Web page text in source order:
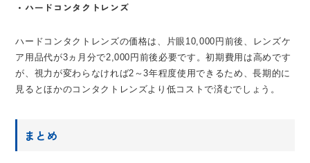
・ハードコンタクトレンズ
ハードコンタクトレンズの価格は、片眼10,000円前後、レンズケ
ア用品代が3ヵ月分で2,000円前後必要です。初期費用は高めです
が、視力が変わらなければ2～3年程度使用できるため、長期的に
見るとほかのコンタクトレンズより低コストで済むでしょう。
まとめ